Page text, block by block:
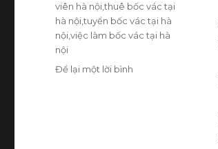
viên hà nội,thuê bốc vác tại
hà nội,tuyển bốc vác tại hà
nội,việc làm bốc vác tại hà
nội
Để lại một lời bình